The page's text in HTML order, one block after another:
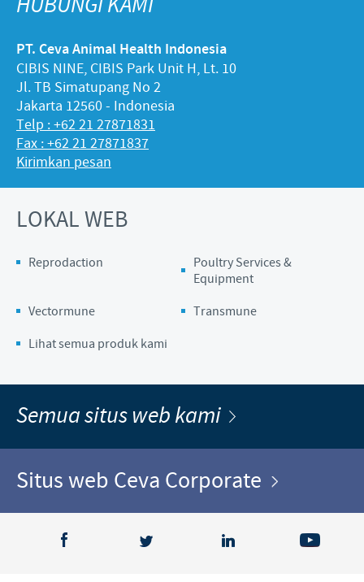
PT. Ceva Animal Health Indonesia
CIBIS NINE, CIBIS Park Unit H, Lt. 10
Jl. TB Simatupang No 2
Jakarta 12560 - Indonesia
Telp : +62 21 27871831
Fax : +62 21 27871837
Kirimkan pesan
LOKAL WEB
Reprodaction
Poultry Services &
Equipment
Vectormune
Transmune
Lihat semua produk kami
Semua situs web kami
Situs web Ceva Corporate